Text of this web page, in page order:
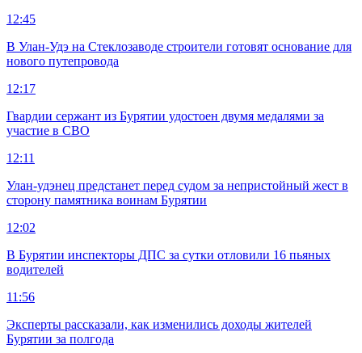
12:45
В Улан-Удэ на Стеклозаводе строители готовят основание для
нового путепровода
12:17
Гвардии сержант из Бурятии удостоен двумя медалями за
участие в СВО
12:11
Улан-удэнец предстанет перед судом за непристойный жест в
сторону памятника воинам Бурятии
12:02
В Бурятии инспекторы ДПС за сутки отловили 16 пьяных
водителей
11:56
Эксперты рассказали, как изменились доходы жителей
Бурятии за полгода